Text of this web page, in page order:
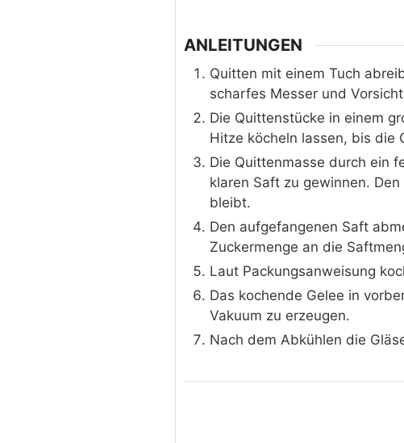
ANLEITUNGEN
Quitten mit einem Tuch
scharfes Messer und
Die Quittenstücke in einem
Hitze köcheln lassen, bis
Die Quittenmasse durch ein
klaren Saft zu gewinnen.
bleibt.
Den aufgefangenen Saft
Zuckermenge an die
Laut Packungsanweisung
Das kochende Gelee in
Vakuum zu erzeugen.
Nach dem Abkühlen die